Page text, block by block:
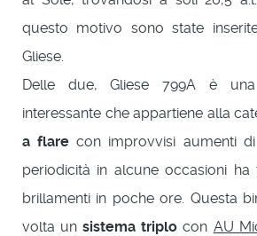
questo motivo sono state
Gliese.
Delle due, Gliese 799A è
interessante che appartiene alla
a flare con improvvisi aumenti
periodicità in alcune occasioni
brillamenti in poche ore. Questa
volta unsistema triplo con AU